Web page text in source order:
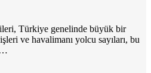
Türkiye genelinde büyük bir
ve havalimanı yolcu sayıları, bu